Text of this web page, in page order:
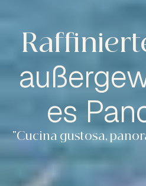
es
“Cucina gustosa,